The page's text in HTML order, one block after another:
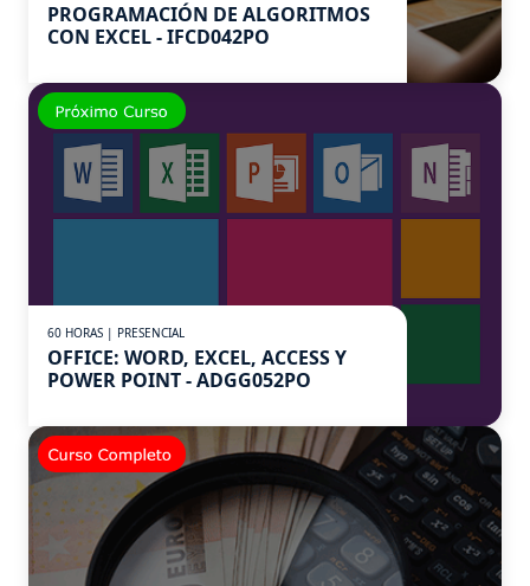
PROGRAMACIÓN DE ALGORITMOS
CON EXCEL - IFCD042PO
60 HORAS | PRESENCIAL
OFFICE: WORD, EXCEL, ACCESS Y
POWER POINT - ADGG052PO